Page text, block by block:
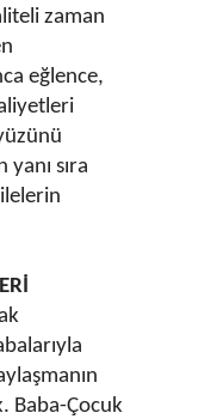
zaman
eğlence,
sıra
Baba-Çocuk